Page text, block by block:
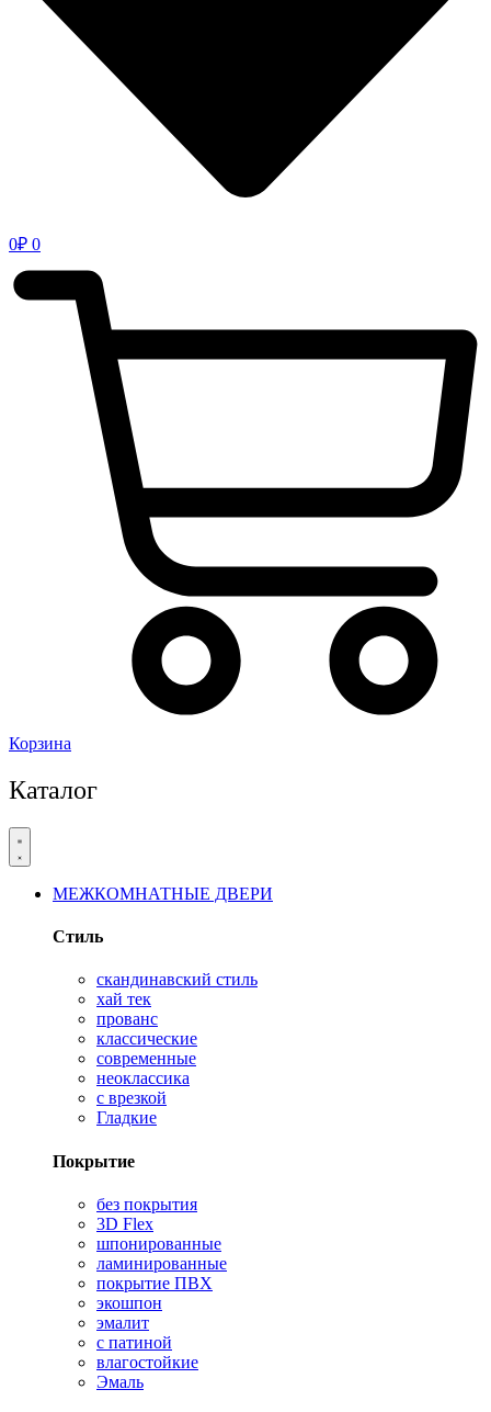
0₽ 0
Корзина
Каталог
МЕЖКОМНАТНЫЕ ДВЕРИ
Стиль
скандинавский стиль
хай тек
прованс
классические
современные
неоклассика
с врезкой
Гладкие
Покрытие
без покрытия
3D Flex
шпонированные
ламинированные
покрытие ПВХ
экошпон
эмалит
с патиной
влагостойкие
Эмаль